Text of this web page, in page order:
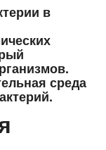
в
среда